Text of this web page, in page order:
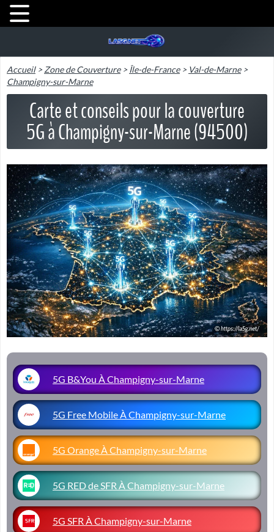
Accueil>Zone de Couverture>Île-de-France> Val-de-Marne>
Champigny-sur-Marne
Carte et conseils pour la couverture
5G à Champigny-sur-Marne (94500)
5G B&You À Champigny-sur-Marne
5G Free Mobile À Champigny-sur-Marne
5G Orange À Champigny-sur-Marne
5G RED de SFR À Champigny-sur-Marne
5G SFR À Champigny-sur-Marne